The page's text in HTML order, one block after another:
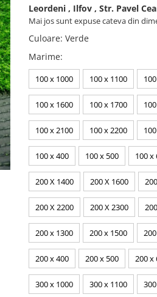
Leordeni , Ilfov , Str. Pavel
Mai jos sunt expuse cateva din
Culoare: Verde
Marime:
100 x 1000 100 x 1100
100 x 1600 100 x 1700
100 x 2100 100 x 2200
100 x 400 100 x 500 100 x
200 X 1400 200 X 1600
200 X 2200 200 X 2300
200 x 1300 200 x 1500
200 x 400 200 x 500 200 x
300 x 1000 300 x 1100